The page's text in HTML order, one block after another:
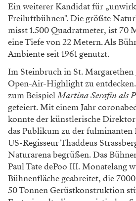
Ein weiterer Kandidat für
Freiluftbühnen". Die größte
misst 1.500 Quadratmeter, ist 70
eine Tiefe von 22 Metern. Als
Ambiente seit 1961 genutzt.
Im Steinbruch in St. Margarethen
Open-Air-Highlight zu
zum BeispielMartina Serafin als
gefeiert. Mit einem Jahr
konnte der künstlerische
das Publikum zu der fulminanten
US-Regisseur Thaddeus
Naturarena begrüßen. Das
Paul Tate dePoo III. Monatelang
Bühnenfläche geabreitet, die
50 Tonnen Gerüstkonstruktion